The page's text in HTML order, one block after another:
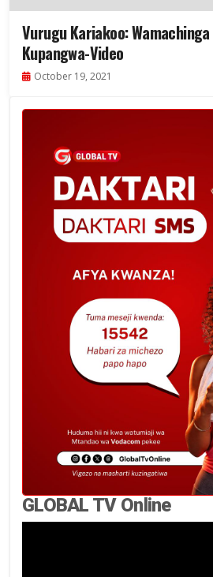
Vurugu Kariakoo:
Kupangwa-Video
October 19, 2021
GLOBAL TV Online